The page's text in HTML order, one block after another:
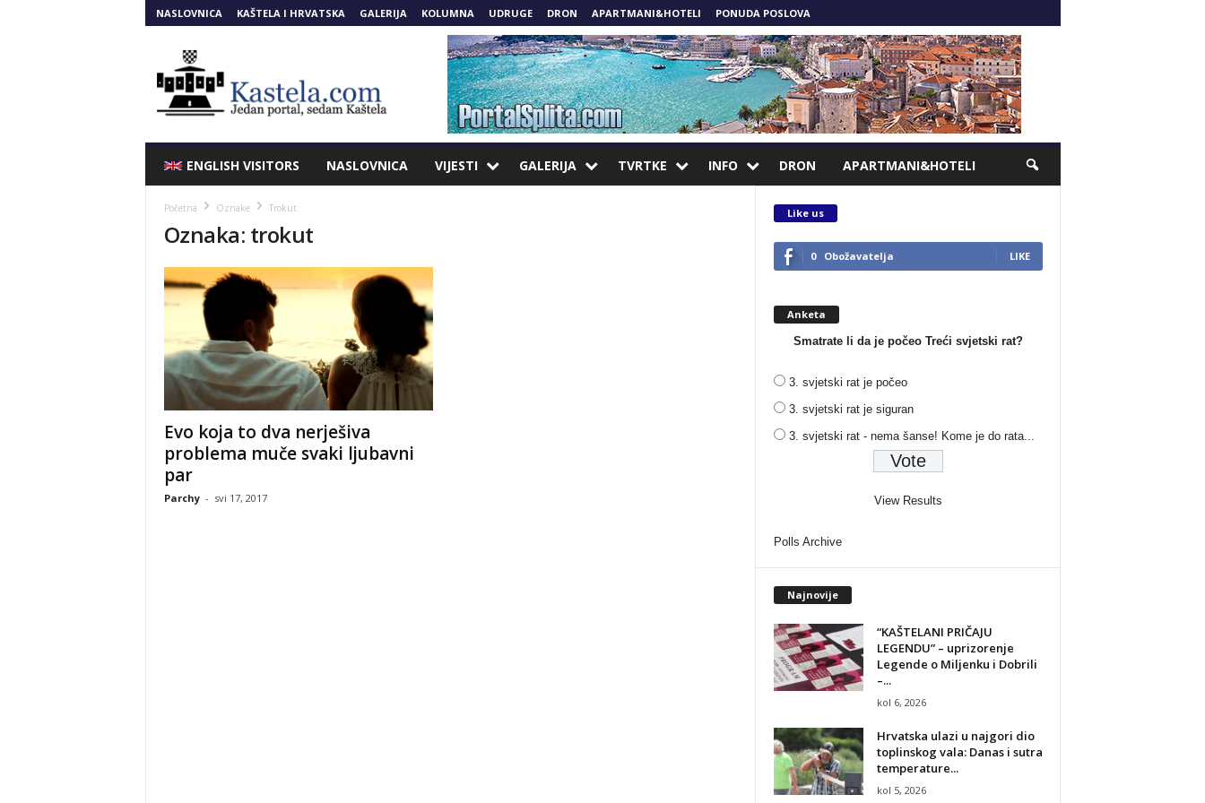
NASLOVNICA KAŠTELA I HRVATSKA GALERIJA KOLUMNA UDRUGE DRON APARTMANI&HOTELI PONUDA POSLOVA
ENGLISH VISITORS NASLOVNICA VIJESTI GALERIJA TVRTKE INFO DRON APARTMANI&HOTELI
Početna Oznake Trokut
Oznaka: trokut
Evo koja to dva nerješiva
problema muče svaki ljubavni
par
Parchy - svi 17, 2017
Like us
0 Obožavatelja LIKE
Anketa
Smatrate li da je počeo Treći svjetski rat?
3. svjetski rat je počeo
3. svjetski rat je siguran
3. svjetski rat - nema šanse! Kome je do rata...
View Results
Polls Archive
Najnovije
“KAŠTELANI PRIČAJU
LEGENDU” – uprizorenje
Legende o Miljenku i Dobrili
–...
kol 6, 2026
Hrvatska ulazi u najgori dio
toplinskog vala: Danas i sutra
temperature...
kol 5, 2026